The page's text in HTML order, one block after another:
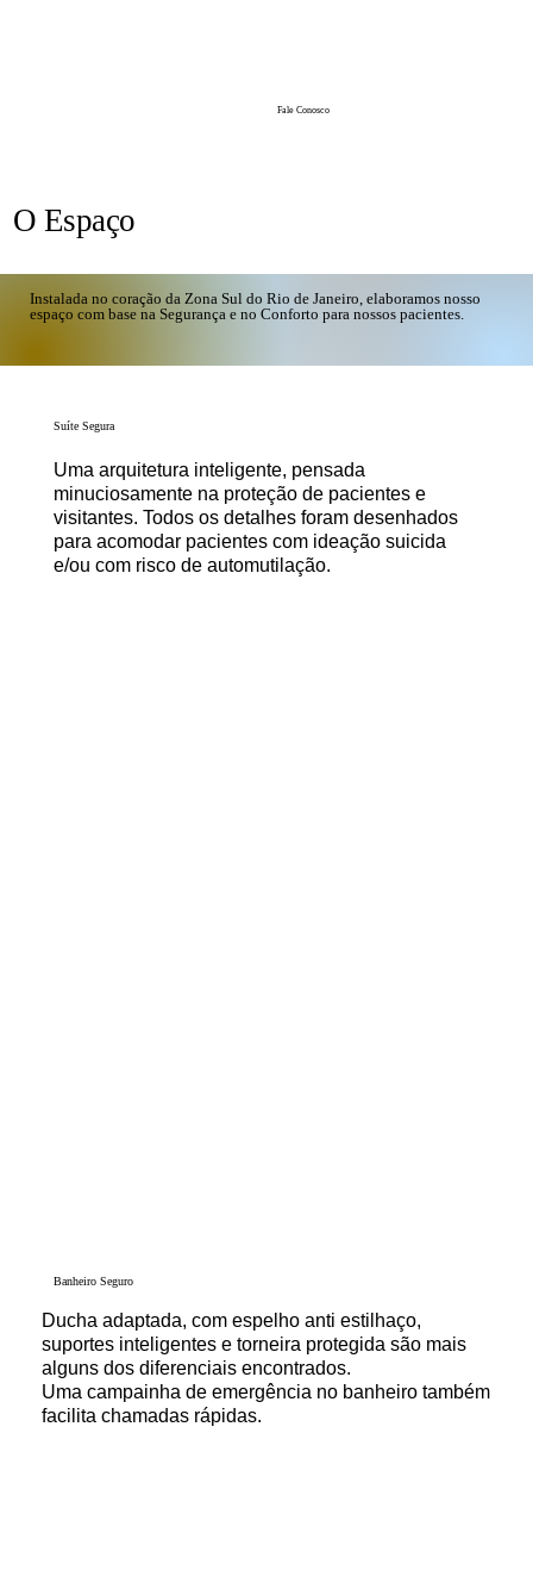
Fale Conosco
O Espaço
Instalada no coração da Zona Sul do Rio de Janeiro, elaboramos nosso
espaço com base na Segurança e no Conforto para nossos pacientes.
Suíte Segura
Uma arquitetura inteligente, pensada
minuciosamente na proteção de pacientes e
visitantes. Todos os detalhes foram desenhados
para acomodar pacientes com ideação suicida
e/ou com risco de automutilação.
Banheiro Seguro
Ducha adaptada, com espelho anti estilhaço,
suportes inteligentes e torneira protegida são mais
alguns dos diferenciais encontrados.
Uma campainha de emergência no banheiro também
facilita chamadas rápidas.